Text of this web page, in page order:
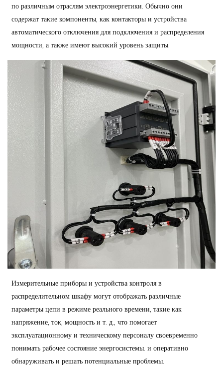
по различным отраслям электроэнергетики. Обычно они
содержат такие компоненты, как контакторы и устройства
автоматического отключения для подключения и распределения
мощности, а также имеют высокий уровень защиты.
Измерительные приборы и устройства контроля в
распределительном шкафу могут отображать различные
параметры цепи в режиме реального времени, такие как
напряжение, ток, мощность и т. д., что помогает
эксплуатационному и техническому персоналу своевременно
понимать рабочее состояние энергосистемы. и оперативно
обнаруживать и решать потенциальные проблемы.